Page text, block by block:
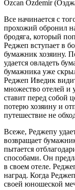
Özcan Özdemir
Все начинается с
прохожий обронил
бродяга, который
Реджеп вступает в
бумажник хозяину.
удается овладеть
бумажника уже
Реджеп Иведик
множество отелей и
ставит перед собой
потерю хозяину и
путешествие не
Всеже, Реджепу
возвращает
пытается
способами. Он
в своем отеле.
наград. Когда
своей юношеской